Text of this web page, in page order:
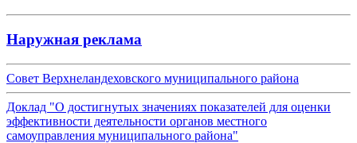
Наружная реклама
Совет Верхнеландеховского муниципального района
Доклад "О достигнутых значениях показателей для оценки
эффективности деятельности органов местного
самоуправления муниципального района"